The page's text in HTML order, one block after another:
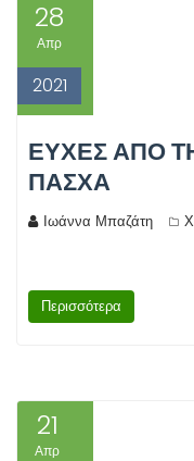
28
Απρ
2021
ΕΥΧΈΣ ΑΠΌ
ΠΆΣΧΑ
Ιωάννα Μπαζάτη
Περισσότερα
21
Απρ